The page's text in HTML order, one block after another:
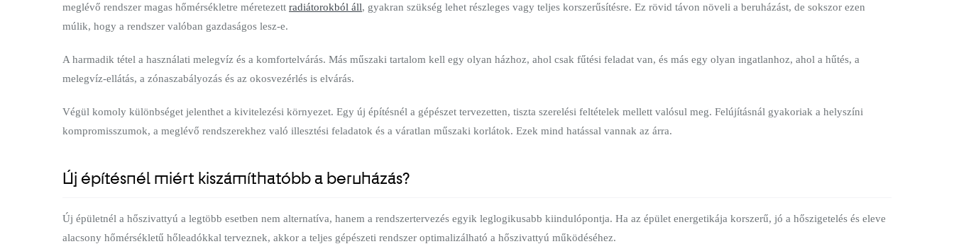
meglévő rendszer magas hőmérsékletre méretezett radiátorokból áll, gyakran szükség lehet részleges vagy teljes korszerűsítésre. Ez rövid távon növeli a beruházást, de sokszor ezen
múlik, hogy a rendszer valóban gazdaságos lesz-e.
A harmadik tétel a használati melegvíz és a komfortelvárás. Más műszaki tartalom kell egy olyan házhoz, ahol csak fűtési feladat van, és más egy olyan ingatlanhoz, ahol a hűtés, a
melegvíz-ellátás, a zónaszabályozás és az okosvezérlés is elvárás.
Végül komoly különbséget jelenthet a kivitelezési környezet. Egy új építésnél a gépészet tervezetten, tiszta szerelési feltételek mellett valósul meg. Felújításnál gyakoriak a helyszíni
kompromisszumok, a meglévő rendszerekhez való illesztési feladatok és a váratlan műszaki korlátok. Ezek mind hatással vannak az árra.
Új építésnél miért kiszámíthatóbb a beruházás?
Új épületnél a hőszivattyú a legtöbb esetben nem alternatíva, hanem a rendszertervezés egyik leglogikusabb kiindulópontja. Ha az épület energetikája korszerű, jó a hőszigetelés és eleve
alacsony hőmérsékletű hőleadókkal terveznek, akkor a teljes gépészeti rendszer optimalizálható a hőszivattyú működéséhez.